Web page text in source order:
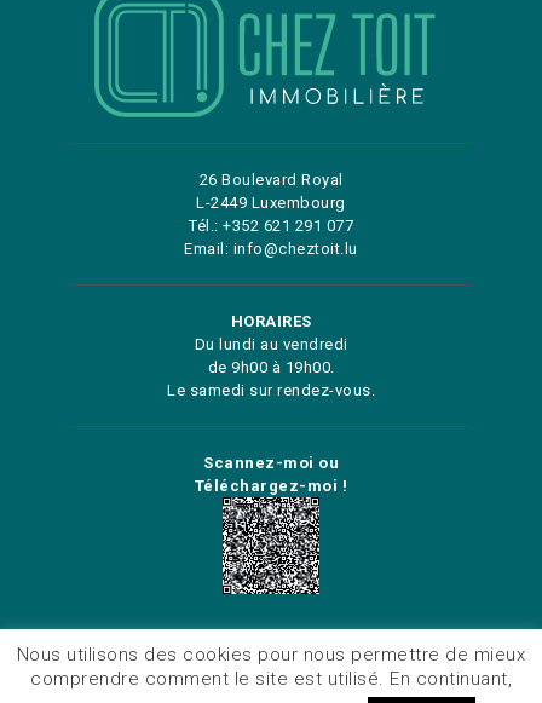
26 Boulevard Royal
L-2449 Luxembourg
Tél.: +352 621 291 077
Email: info@cheztoit.lu
HORAIRES
Du lundi au vendredi
de 9h00 à 19h00.
Le samedi sur rendez-vous.
Scannez-moi ou
Téléchargez-moi !
Nous utilisons des cookies pour nous permettre de mieux
comprendre comment le site est utilisé. En continuant,